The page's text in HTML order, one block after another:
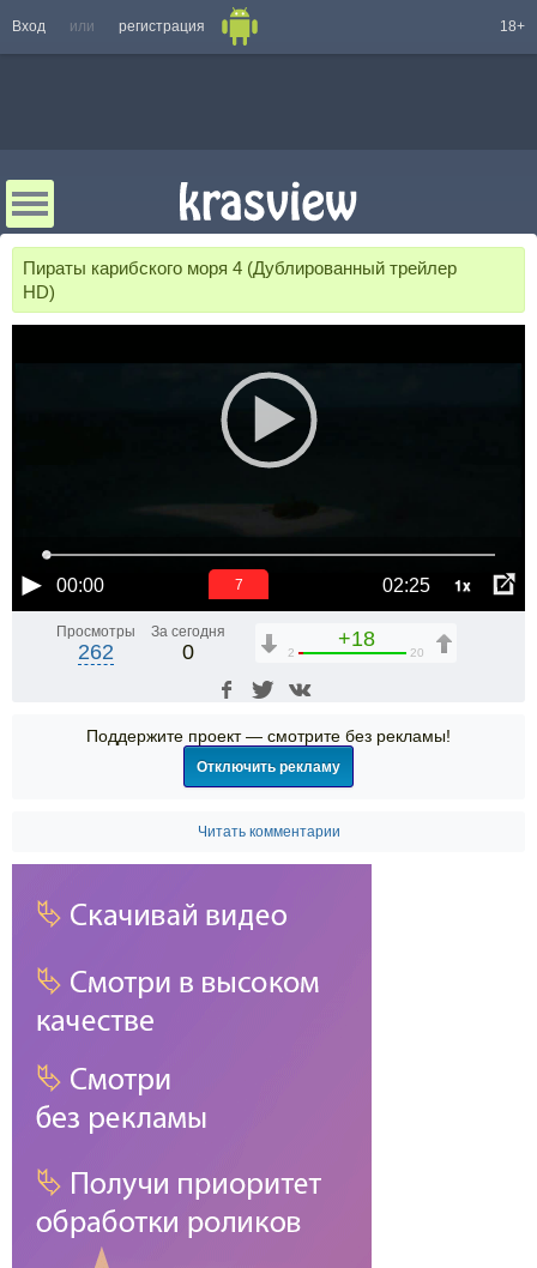
Вход или регистрация 18+
Пираты карибского моря 4 (Дублированный трейлер
HD)
00:00 02:25 1x
7
Просмотры
262
За сегодня
0
+18
2 20
Поддержите проект — смотрите без рекламы!
Отключить рекламу
Читать комментарии